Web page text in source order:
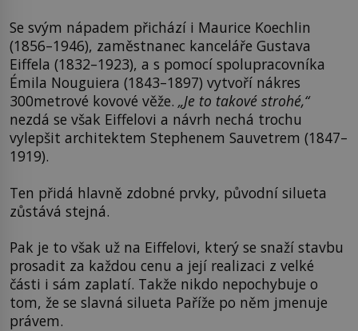
Se svým nápadem přichází i Maurice Koechlin
(1856–1946), zaměstnanec kanceláře Gustava
Eiffela (1832–1923), a s pomocí spolupracovníka
Émila Nouguiera (1843–1897) vytvoří nákres
300metrové kovové věže. „Je to takové strohé,“
nezdá se však Eiffelovi a návrh nechá trochu
vylepšit architektem Stephenem Sauvetrem (1847–
1919).
Ten přidá hlavně zdobné prvky, původní silueta
zůstává stejná.
Pak je to však už na Eiffelovi, který se snaží stavbu
prosadit za každou cenu a její realizaci z velké
části i sám zaplatí. Takže nikdo nepochybuje o
tom, že se slavná silueta Paříže po něm jmenuje
právem.